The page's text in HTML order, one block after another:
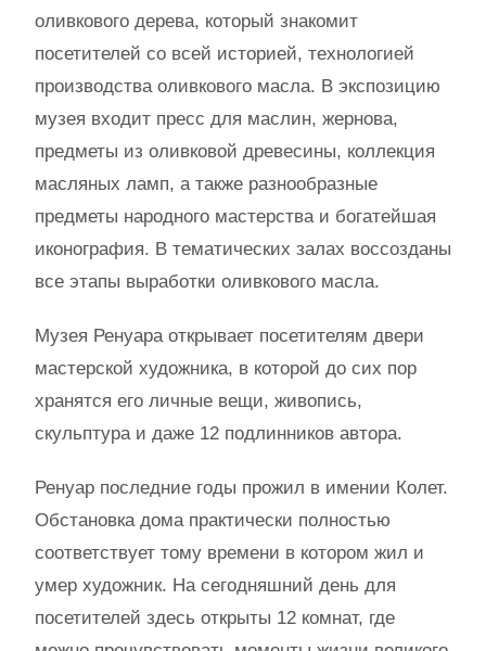
оливкового дерева, который знакомит
посетителей со всей историей, технологией
производства оливкового масла. В экспозицию
музея входит пресс для маслин, жернова,
предметы из оливковой древесины, коллекция
масляных ламп, а также разнообразные
предметы народного мастерства и богатейшая
иконография. В тематических залах воссозданы
все этапы выработки оливкового масла.
Музея Ренуара открывает посетителям двери
мастерской художника, в которой до сих пор
хранятся его личные вещи, живопись,
скульптура и даже 12 подлинников автора.
Ренуар последние годы прожил в имении Колет.
Обстановка дома практически полностью
соответствует тому времени в котором жил и
умер художник. На сегодняшний день для
посетителей здесь открыты 12 комнат, где